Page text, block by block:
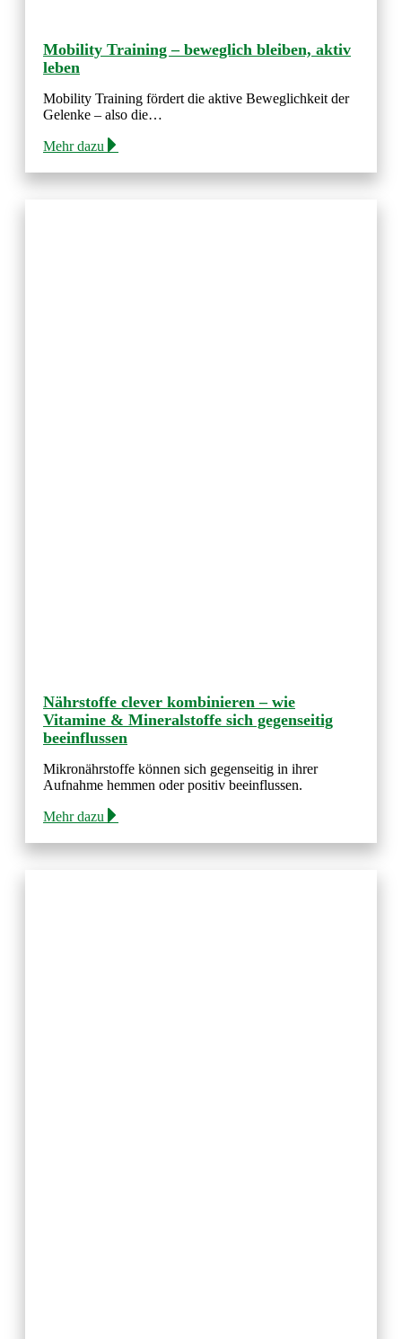
Mobility Training – beweglich bleiben, aktiv
leben
Mobility Training fördert die aktive Beweglichkeit der
Gelenke – also die…
Mehr dazu
Nährstoffe clever kombinieren – wie
Vitamine & Mineralstoffe sich gegenseitig
beeinflussen
Mikronährstoffe können sich gegenseitig in ihrer
Aufnahme hemmen oder positiv beeinflussen.
Mehr dazu